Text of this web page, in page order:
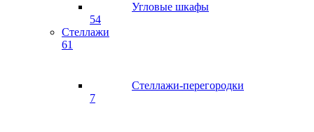
Угловые шкафы
54
Стеллажи
61
Стеллажи-перегородки
7